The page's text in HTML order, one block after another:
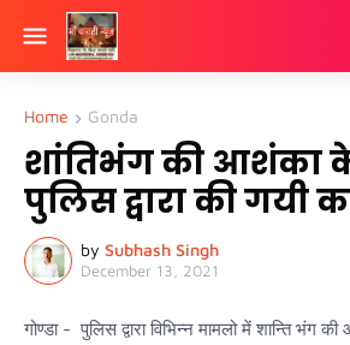
Home Gonda
शांतिभंग की आशंका
पुलिस द्वारा की गयी
by Subhash Singh
December 13, 2021
गोण्डा - पुलिस द्वारा विभिन्न मामलो में शान्ति भंग